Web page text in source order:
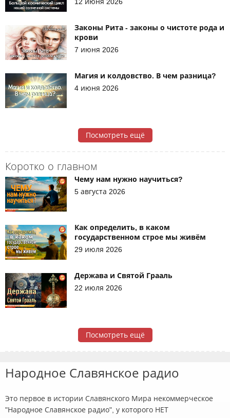
Коротко о главном
Чему нам нужно научиться?
5 августа 2026
Как определить, в каком
государственном строе мы живём
29 июля 2026
Держава и Святой Грааль
22 июля 2026
Посмотреть ещё
Законы Рита - законы о чистоте рода и
крови
7 июня 2026
Магия и колдовство. В чем разница?
4 июня 2026
Посмотреть ещё
Народное Славянское радио
Это первое в истории Славянского Мира некоммерческое
"Народное Славянское радио", у которого НЕТ